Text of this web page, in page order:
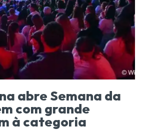
abre Semana da
com grande
à categoria